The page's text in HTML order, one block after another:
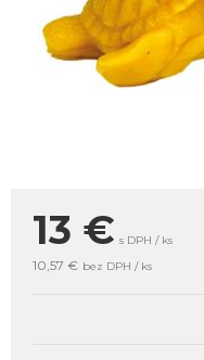
13 € s DPH / ks
10,57 € bez DPH / ks